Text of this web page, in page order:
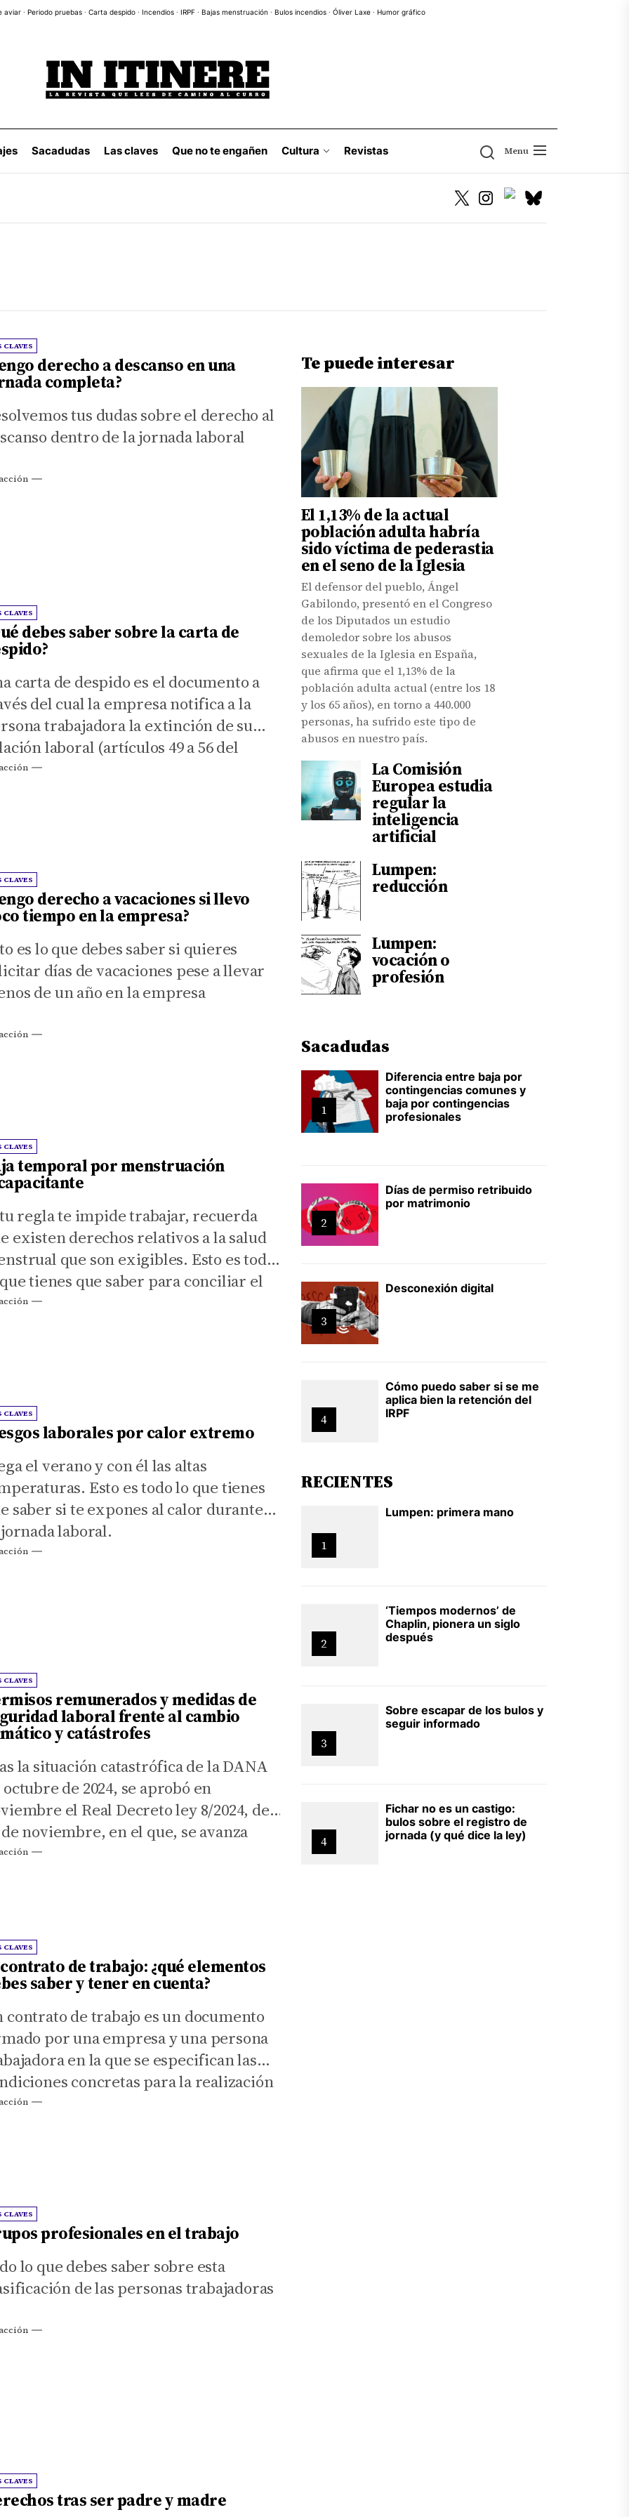
aviar· Periodo pruebas· Carta despido· Incendios· IRPF· Bajas menstruación · Bulos incendios· Óliver Laxe· Humor gráfico
Sacadudas Las claves Que no te engañen Cultura Revistas Menu
CLAVES
derecho a descanso en una
completa?
tus dudas sobre el derecho al
dentro de la jornada laboral
CLAVES
debes saber sobre la carta de
carta de despido es el documento a
del cual la empresa notifica a la
trabajadora la extinción de su
laboral (artículos 49 a 56 del
de los Trabajadores).
de la empresa en el momento de la
laboral (pago correspondiente
por los días trabajados durante
en el que se produzca la extinción
contrato, vacaciones generadas y no
parte proporcional de pagas
horas extras, etc.)
CLAVES
derecho a vacaciones si llevo
tiempo en la empresa?
es lo que debes saber si quieres
días de vacaciones pese a llevar
de un año en la empresa
CLAVES
temporal por menstruación
regla te impide trabajar, recuerda
existen derechos relativos a la salud
que son exigibles. Esto es todo
tienes que saber para conciliar el
a la salud con el empleo.
CLAVES
laborales por calor extremo
el verano y con él las altas
Esto es todo lo que tienes
saber si te expones al calor durante
laboral.
CLAVES
remunerados y medidas de
laboral frente al cambio
y catástrofes
la situación catastrófica de la DANA
octubre de 2024, se aprobó en
el Real Decreto ley 8/2024, de
de noviembre, en el que, se avanza
en la protección de las
laboral frente al cambio
y catástrofes.
CLAVES
de trabajo: ¿qué elementos
saber y tener en cuenta?
contrato de trabajo es un documento
por una empresa y una persona
en la que se especifican las
concretas para la realización
una tarea remunerada.
CLAVES
profesionales en el trabajo
lo que debes saber sobre esta
de las personas trabajadoras
CLAVES
tras ser padre y madre
Te puede interesar
El 1,13% de la actual
población adulta habría
sido víctima de pederastia
en el seno de la Iglesia
El defensor del pueblo, Ángel
Gabilondo, presentó en el Congreso
de los Diputados un estudio
demoledor sobre los abusos
sexuales de la Iglesia en España,
que afirma que el 1,13% de la
población adulta actual (entre los 18
y los 65 años), en torno a 440.000
personas, ha sufrido este tipo de
abusos en nuestro país.
La Comisión
Europea estudia
regular la
inteligencia
artificial
Lumpen:
reducción
Lumpen:
vocación o
profesión
Sacadudas
1
Diferencia entre baja por
contingencias comunes y
baja por contingencias
profesionales
2
Días de permiso retribuido
por matrimonio
3
Desconexión digital
4
Cómo puedo saber si se me
aplica bien la retención del
IRPF
RECIENTES
1
Lumpen: primera mano
2
‘Tiempos modernos’ de
Chaplin, pionera un siglo
después
3
Sobre escapar de los bulos y
seguir informado
4
Fichar no es un castigo:
bulos sobre el registro de
jornada (y qué dice la ley)